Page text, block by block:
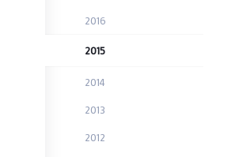
2016
2015
2014
2013
2012